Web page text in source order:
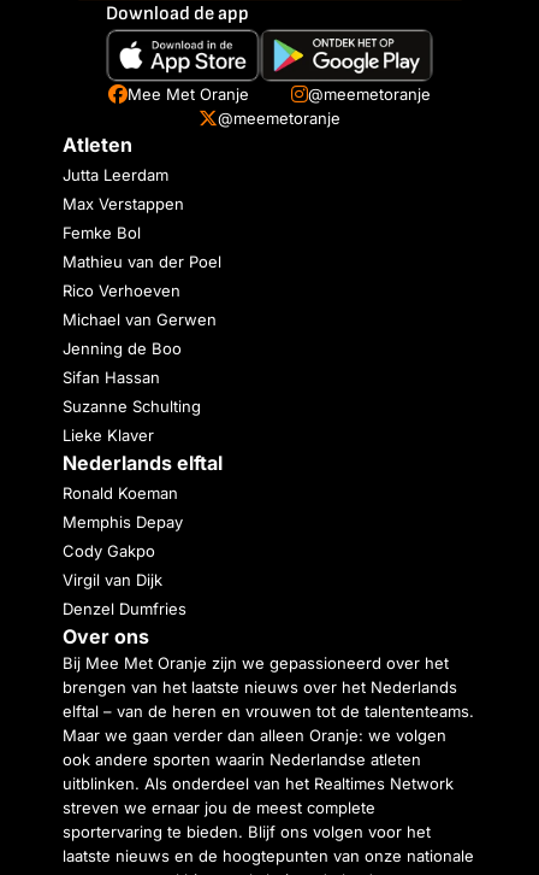
Download de app
Mee Met Oranje
@meemetoranje
@meemetoranje
Atleten
Jutta Leerdam
Max Verstappen
Femke Bol
Mathieu van der Poel
Rico Verhoeven
Michael van Gerwen
Jenning de Boo
Sifan Hassan
Suzanne Schulting
Lieke Klaver
Nederlands elftal
Ronald Koeman
Memphis Depay
Cody Gakpo
Virgil van Dijk
Denzel Dumfries
Over ons
Bij Mee Met Oranje zijn we gepassioneerd over het
brengen van het laatste nieuws over het Nederlands
elftal – van de heren en vrouwen tot de talententeams.
Maar we gaan verder dan alleen Oranje: we volgen
ook andere sporten waarin Nederlandse atleten
uitblinken. Als onderdeel van het Realtimes Network
streven we ernaar jou de meest complete
sportervaring te bieden. Blijf ons volgen voor het
laatste nieuws en de hoogtepunten van onze nationale